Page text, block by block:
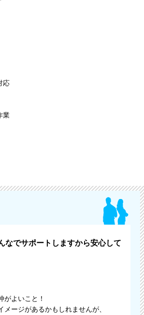
応
業
なでサポートしますから安心して
がよいこと！
ージがあるかもしれませんが、